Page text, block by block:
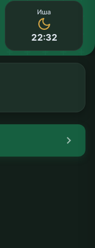
Иша
22:32